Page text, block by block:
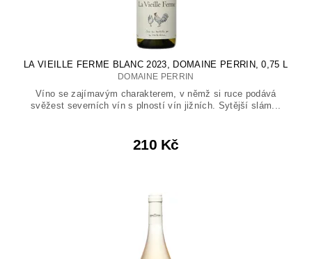
LA VIEILLE FERME BLANC 2023, DOMAINE PERRIN, 0,75 L
DOMAINE PERRIN
Víno se zajímavým charakterem, v němž si ruce podává
svěžest severních vín s plností vín jižních. Sytější slám...
210 Kč